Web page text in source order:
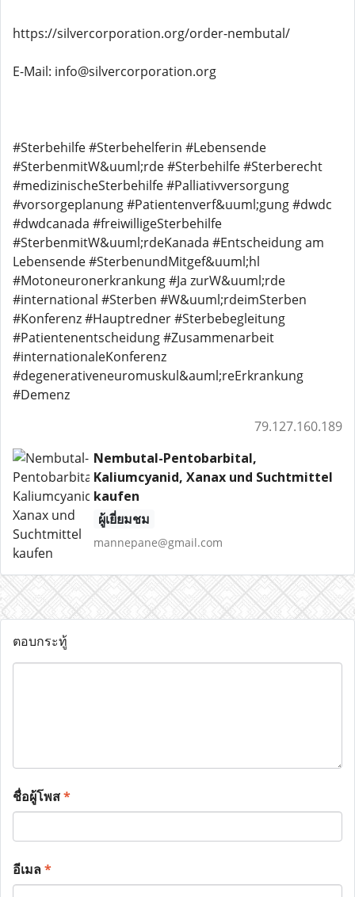
https://silvercorporation.org/order-nembutal/
E-Mail: info@silvercorporation.org
#Sterbehilfe #Sterbehelferin #Lebensende
#SterbenmitW&uuml;rde #Sterbehilfe #Sterberecht
#medizinischeSterbehilfe #Palliativversorgung
#vorsorgeplanung #Patientenverf&uuml;gung #dwdc
#dwdcanada #freiwilligeSterbehilfe
#SterbenmitW&uuml;rdeKanada #Entscheidung am
Lebensende #SterbenundMitgef&uuml;hl
#Motoneuronerkrankung #Ja zurW&uuml;rde
#international #Sterben #W&uuml;rdeimSterben
#Konferenz #Hauptredner #Sterbebegleitung
#Patientenentscheidung #Zusammenarbeit
#internationaleKonferenz
#degenerativeneuromuskul&auml;reErkrankung
#Demenz
79.127.160.189
Nembutal-Pentobarbital,
Kaliumcyanid, Xanax und Suchtmittel
kaufen
ผู้เยี่ยมชม
mannepane@gmail.com
ตอบกระทู้
ชื่อผู้โพส*
อีเมล*